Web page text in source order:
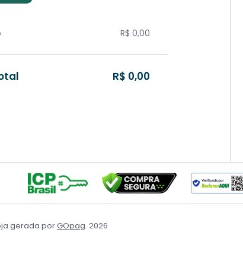
R$ 0,00
R$ 0,00
gerada porGOpag . 2026